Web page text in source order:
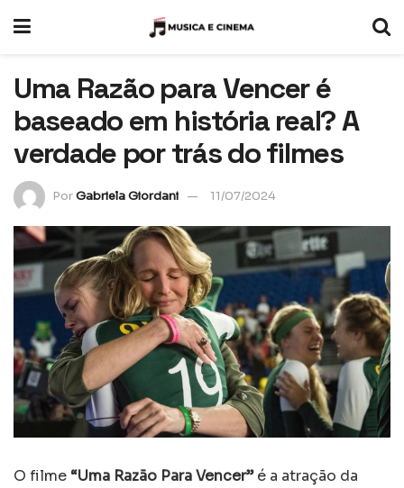
Uma Razão para Vencer é
baseado em história real? A
verdade por trás do filmes
PorGabriela Giordani 11/07/2024
O filme “Uma Razão Para Vencer”é a atração da